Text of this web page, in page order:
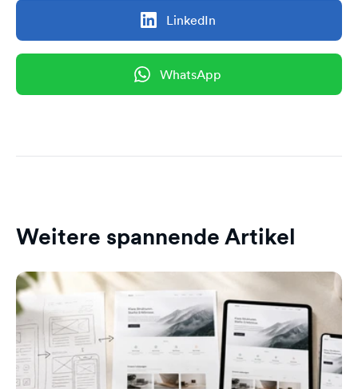
LinkedIn
WhatsApp
Weitere spannende Artikel